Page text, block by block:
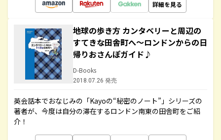
詳細を見る
地球の歩き方 カンタベリーと周辺の
すてきな田舎町へ～ロンドンからの日
帰りおさんぽガイド♪
D-Books
2018.07.26 発売
英会話本でおなじみの「Kayoの“秘密のノート”」シリーズの
著者が、今度は自分の滞在するロンドン南東の田舎町をご紹
介！